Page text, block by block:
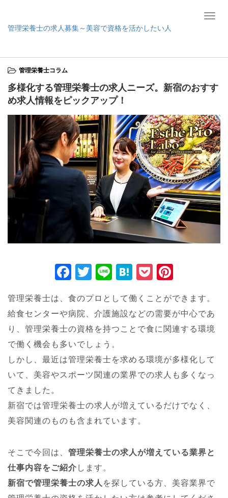
T
n
a
i
g
a
t
i
o
n
管理栄養士の求人募集～美容で資格を活かしたい人
管理栄養士コラム
多様化する管理栄養士の求人ニーズ。新宿のおすす
め求人情報をピックアップ！
F
c
e
b
o
o
T
tt
er
Li
e
H
e
n
a
P
ck
et
er
e
st
管理栄養士は、食のプロとして働くことができます。
給食センターや病院、介護施設などの需要が中心であ
り、管理栄養士の資格を持つことで食に関連する環境
で働く機会も多いでしょう。
しかし、最近は管理栄養士を求める環境が多様化して
いて、美容やスポーツ関連の業界での求人も多くなっ
てきました。
新宿では管理栄養士の求人が増えているだけでなく、
美容関連のものも含まれています。
そこで今回は、 管理栄養士の求人が増えている業界と
仕事内容をご紹介 します。
新宿で管理栄養士の求人 を探している方、美容業界で